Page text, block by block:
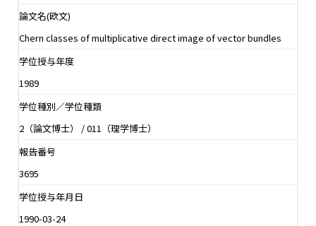
論文名(欧文)
Chern classes of multiplicative direct image of vector bundles
学位授与年度
1989
学位種別／学位種類
2（論文博士） / 011（理学博士）
報告番号
3695
学位授与年月日
1990-03-24